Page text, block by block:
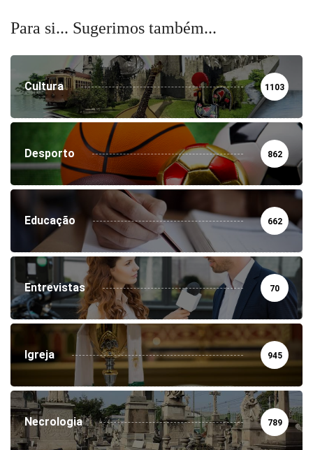
share
(Opens
in
window)
(Opens
in
window)
print
new
window)
share
(Opens
in
window)
share
(Opens
in
window)
share
Tumblr
(Opens
in
window)
share
Pinterest
(Opens
in
window)
share
in
window)
share
window)
share
window)
Para si... Sugerimos também...
Cultura 1103
Desporto 862
Educação 662
Entrevistas 70
Igreja 945
Necrologia 789